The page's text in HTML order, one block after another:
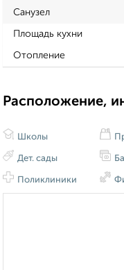
Санузел
Площадь кухни
Отопление
Расположение,
Школы
Дет. сады
Поликлиники